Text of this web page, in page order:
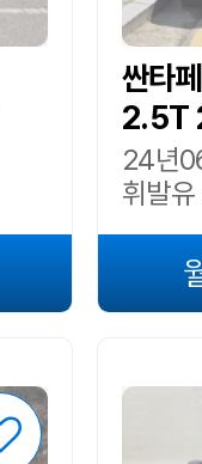
싼타
2.5T
24년
휘발유